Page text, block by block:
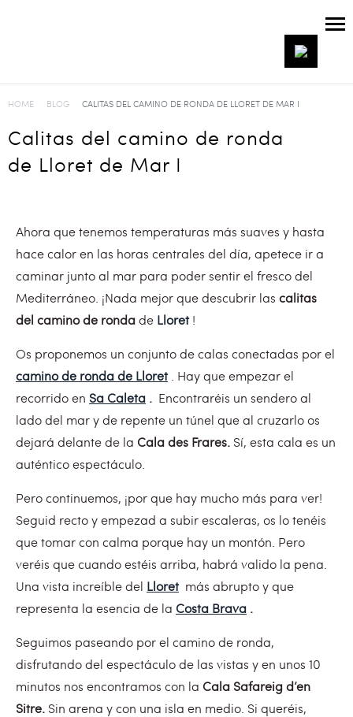
HOME BLOG CALITAS DEL CAMINO DE RONDA DE LLORET DE MAR I
Calitas del camino de ronda
de Lloret de Mar I
Ahora que tenemos temperaturas más suaves y hasta
hace calor en las horas centrales del día, apetece ir a
caminar junto al mar para poder sentir el fresco del
Mediterráneo. ¡Nada mejor que descubrir las calitas
del camino de rondade Lloret !
Os proponemos un conjunto de calas conectadas por el
camino de ronda de Lloret
. Hay que empezar el
recorrido en Sa Caleta . Encontraréis un sendero al
lado del mar y de repente un túnel que al cruzarlo os
dejará delante de la Cala des Frares. Sí, esta cala es un
auténtico espectáculo.
Pero continuemos, ¡por que hay mucho más para ver!
Seguid recto y empezad a subir escaleras, os lo tenéis
que tomar con calma porque hay un montón. Pero
veréis que cuando estéis arriba, habrá valido la pena.
Una vista increíble del Lloret más abrupto y que
representa la esencia de la Costa Brava .
Seguimos paseando por el camino de ronda,
disfrutando del espectáculo de las vistas y en unos 10
minutos nos encontramos con la Cala Safareig d’en
Sitre. Sin arena y con una isla en medio. Si queréis,